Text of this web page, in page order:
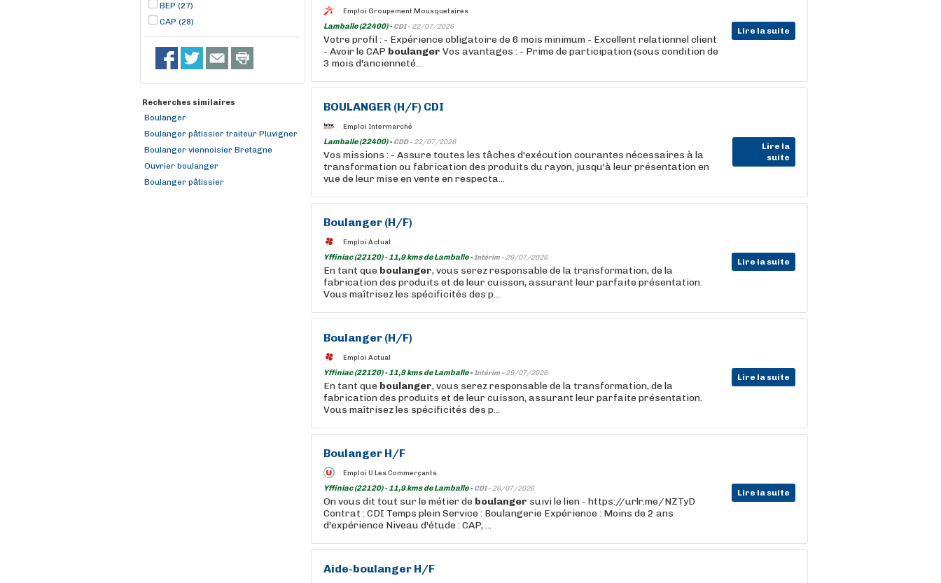
BEP (27)
CAP (28)
Recherches similaires
Boulanger
Boulanger pâtissier traiteur Pluvigner
Boulanger viennoisier Bretagne
Ouvrier boulanger
Boulanger pâtissier
Emploi Groupement Mousquetaires
Lamballe (22400) -CDI - 22/07/2026 Lire la suite
Votre profil : - Expérience obligatoire de 6 mois minimum - Excellent relationnel client
- Avoir le CAP boulanger Vos avantages : - Prime de participation (sous condition de
3 mois d'ancienneté...
BOULANGER (H/F) CDI
Emploi Intermarché
Lamballe (22400) -CDD - 22/07/2026
Lire la
suite
Vos missions : - Assure toutes les tâches d'exécution courantes nécessaires à la
transformation ou fabrication des produits du rayon, jusqu'à leur présentation en
vue de leur mise en vente en respecta...
Boulanger (H/F)
Emploi Actual
Yffiniac (22120) - 11,9 kms de Lamballe -Intérim - 29/07/2026 Lire la suite
En tant que boulanger, vous serez responsable de la transformation, de la
fabrication des produits et de leur cuisson, assurant leur parfaite présentation.
Vous maîtrisez les spécificités des p...
Boulanger (H/F)
Emploi Actual
Yffiniac (22120) - 11,9 kms de Lamballe -Intérim - 29/07/2026 Lire la suite
En tant que boulanger, vous serez responsable de la transformation, de la
fabrication des produits et de leur cuisson, assurant leur parfaite présentation.
Vous maîtrisez les spécificités des p...
Boulanger H/F
Emploi U Les Commerçants
Yffiniac (22120) - 11,9 kms de Lamballe -CDI - 26/07/2026 Lire la suite
On vous dit tout sur le métier de boulanger suivi le lien - https://urlr.me/NZTyD
Contrat : CDI Temps plein Service : Boulangerie Expérience : Moins de 2 ans
d'expérience Niveau d'étude : CAP, ...
Aide-boulanger H/F